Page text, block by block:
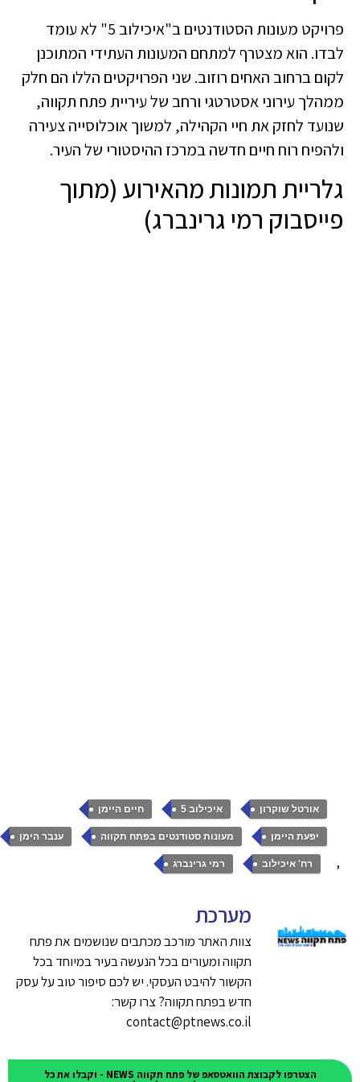
פרויקט מעונות הסטודנטים ב"איכילוב 5" לא עומד
לבדו. הוא מצטרף למתחם המעונות העתידי המתוכנן
לקום ברחוב האחים רוזוב. שני הפרויקטים הללו הם חלק
ממהלך עירוני אסטרטגי ורחב של עיריית פתח תקווה,
שנועד לחזק את חיי הקהילה, למשוך אוכלוסייה צעירה
ולהפיח רוח חיים חדשה במרכז ההיסטורי של העיר.
גלריית תמונות מהאירוע (מתוך
פייסבוק רמי גרינברג)
אורטל שוקרון , איכילוב 5 , חיים היימן ,
יפעת היימן , מעונות סטודנטים בפתח תקווה , ענבר הימן
, רח' איכילוב , רמי גרינברג
מערכת
צוות האתר מורכב מכתבים שנושמים את פתח
תקווה ומעורים בכל הנעשה בעיר במיוחד בכל
הקשור להיבט העסקי. יש לכם סיפור טוב על עסק
חדש בפתח תקווה? צרו קשר:
contact@ptnews.co.il
הצטרפו לקבוצת הוואטסאפ של פתח תקווה NEWS - וקבלו את כל